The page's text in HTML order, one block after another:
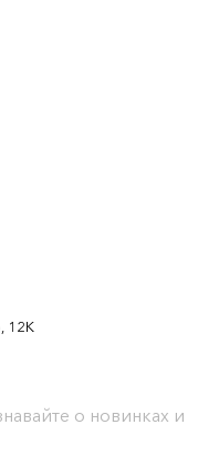
12К
о новинках и